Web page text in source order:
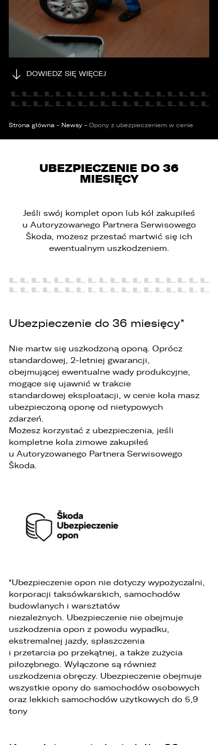
DOWIEDZ SIĘ WIĘCEJ
Strona główna - Newsy - Opony z ubezpieczeniem w cenie
UBEZPIECZENIE DO 36
MIESIĘCY
Jeśli swój komplet opon lub kół zakupiłeś
u Autoryzowanego Partnera Serwisowego
Škoda, możesz przestać martwić się ich
ewentualnym uszkodzeniem.
Ubezpieczenie do 36 miesięcy*
Nie martw się uszkodzoną oponą. Oprócz
standardowej, 2-letniej gwarancji,
obejmującej ewentualne wady produkcyjne,
mogące się ujawnić w trakcie
standardowej eksploatacji, w cenie koła masz
ubezpieczoną oponę od nietypowych
zdarzeń.
Możesz korzystać z ubezpieczenia, jeśli
kompletne koła zimowe zakupiłeś
u Autoryzowanego Partnera Serwisowego
Škoda.
*Ubezpieczenie opon nie dotyczy wypożyczalni,
korporacji taksówkarskich, samochodów
budowlanych i warsztatów
niezależnych. Ubezpieczenie nie obejmuje
uszkodzenia opon z powodu wypadku,
ekstremalnej jazdy, spłaszczenia
i przetarcia po przekątnej, a także zużycia
piłozębnego. Wyłączone są również
uszkodzenia obręczy. Ubezpieczenie obejmuje
wszystkie opony do samochodów osobowych
oraz lekkich samochodów użytkowych do 5,9
tony
jednocześnie trzy samochody.
Wybierz samochód, który mamy zastąpić
Audi Q7 45 TDI quattro.
FACEBOOK
WHATSAPP
SKOPIUJ LINK
W związku z realizacją wymogów
Rozporządzenia Parlamentu Europejskiego i
Rady (UE) 2016/679 z dnia 27 kwietnia 2016 r. w
sprawie ochrony osób fizycznych w związku z
przetwarzaniem danych osobowych i w sprawie
swobodnego przepływu takich danych oraz
uchylenia dyrektywy 95/46/WE (ogólne